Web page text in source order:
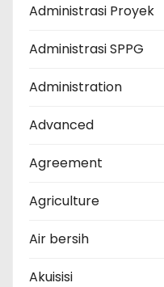
Administrasi Proyek
Administrasi SPPG
Administration
Advanced
Agreement
Agriculture
Air bersih
Akuisisi